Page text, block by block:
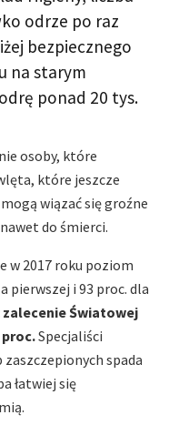
odrze po raz
bezpiecznego
na starym
ponad 20 tys.
osoby, które
które jeszcze
wiązać się groźne
do śmierci.
w 2017 roku poziom
pierwszej i 93 proc. dla
zalecenie Światowej
Specjaliści
spada
łatwiej się